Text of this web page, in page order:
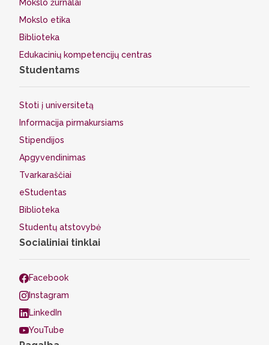
Mokslo žurnalai
Mokslo etika
Biblioteka
Edukacinių kompetencijų centras
Studentams
Stoti į universitetą
Informacija pirmakursiams
Stipendijos
Apgyvendinimas
Tvarkaraščiai
eStudentas
Biblioteka
Studentų atstovybė
Socialiniai tinklai
Facebook
Instagram
LinkedIn
YouTube